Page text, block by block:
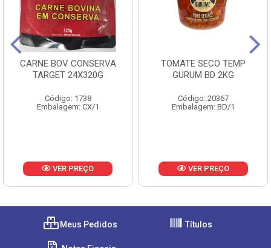
CARNE BOV CONSERVA
TARGET 24X320G
Código: 1738
Embalagem: CX/1
VER PREÇO
TOMATE SECO TEMP
GURUM BD 2KG
Código: 20367
Embalagem: BD/1
VER PREÇO
Meus Pedidos Títulos